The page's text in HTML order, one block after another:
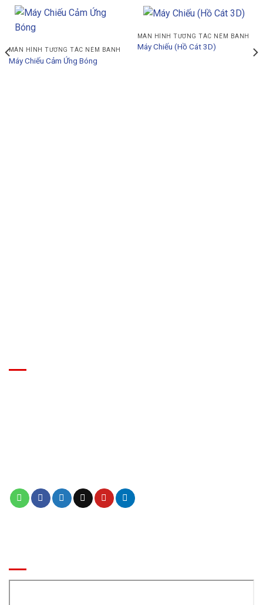
MÀN HÌNH TƯƠNG TÁC NÉM BANH
Máy Chiếu Cảm Ứng Bóng
MÀN HÌNH TƯƠNG TÁC NÉM BANH
Máy Chiếu (Hồ Cát 3D)